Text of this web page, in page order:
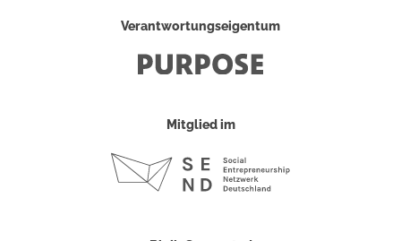
Verantwortungseigentum
Mitglied im